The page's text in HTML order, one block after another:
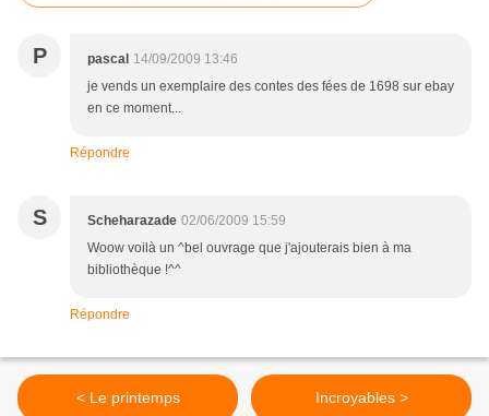
P pascal 14/09/2009 13:46
je vends un exemplaire des contes des fées de 1698 sur ebay
en ce moment...
Répondre
S Scheharazade 02/06/2009 15:59
Woow voilà un ^bel ouvrage que j'ajouterais bien à ma
bibliothèque !^^
Répondre
< Le printemps Incroyables >